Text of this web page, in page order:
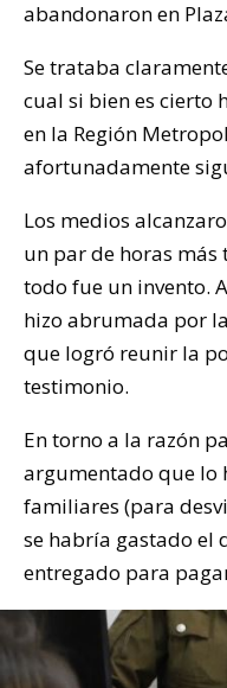
abandonaron en
Se trataba
cual si bien es cierto
en la Región
afortunadamente
Los medios
un par de horas
todo fue un invento.
hizo abrumada por
que logró reunir la
testimonio.
En torno a la razón
argumentado que lo
familiares (para
se habría gastado el
entregado para